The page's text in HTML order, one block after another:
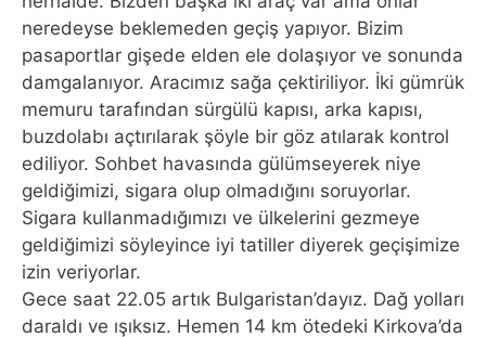
neredeyse beklemeden geçiş yapıyor. Bizim
pasaportlar gişede elden ele dolaşıyor ve sonunda
damgalanıyor. Aracımız sağa çektiriliyor. İki gümrük
memuru tarafından sürgülü kapısı, arka kapısı,
buzdolabı açtırılarak şöyle bir göz atılarak kontrol
ediliyor. Sohbet havasında gülümseyerek niye
geldiğimizi, sigara olup olmadığını soruyorlar.
Sigara kullanmadığımızı ve ülkelerini gezmeye
geldiğimizi söyleyince iyi tatiller diyerek geçişimize
izin veriyorlar.
Gece saat 22.05 artık Bulgaristan’dayız. Dağ yolları
daraldı ve ışıksız. Hemen 14 km ötedeki Kirkova’da